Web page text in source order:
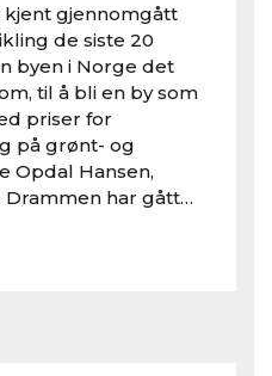
kjent gjennomgått
de siste 20
byen i Norge det
til å bli en by som
priser for
på grønt- og
Opdal Hansen,
har gått…